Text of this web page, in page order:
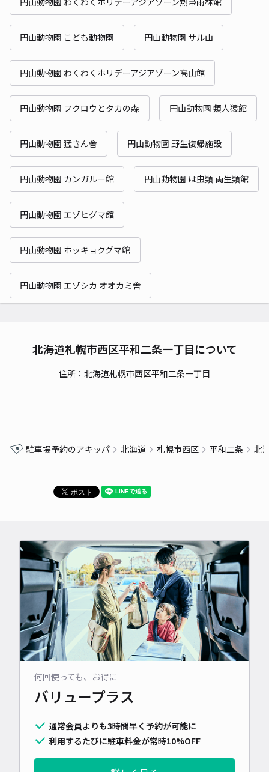
円山動物園 こども動物園 円山動物園 サル山
円山動物園 わくわくホリデーアジアゾーン高山館
円山動物園 フクロウとタカの森 円山動物園 類人猿館
円山動物園 猛きん舎 円山動物園 野生復帰施設
円山動物園 カンガルー館 円山動物園 は虫類 両生類館
円山動物園 エゾヒグマ館
円山動物園 ホッキョクグマ館
円山動物園 エゾシカ オオカミ舎
北海道札幌市西区平和二条一丁目について
住所：北海道札幌市西区平和二条一丁目
駐車場予約のアキッパ 北海道 札幌市西区 平和二条 北
何回使っても、お得に
バリュープラス
通常会員よりも3時間早く予約が可能に
利用するたびに駐車料金が常時10%OFF